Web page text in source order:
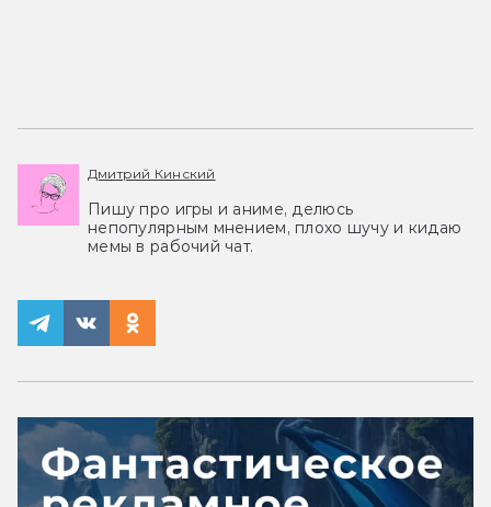
Дмитрий Кинский
Пишу про игры и аниме, делюсь
непопулярным мнением, плохо шучу и кидаю
мемы в рабочий чат.